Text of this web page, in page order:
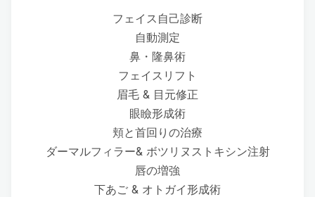
フェイス自己診断
自動測定
鼻・隆鼻術
フェイスリフト
眉毛 & 目元修正
眼瞼形成術
頬と首回りの治療
ダーマルフィラー& ボツリヌストキシン注射
唇の増強
下あご & オトガイ形成術